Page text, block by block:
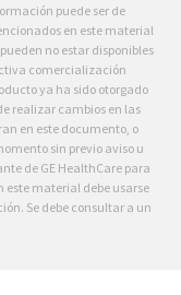
puede ser de
en este material
no estar disponibles
comercialización
ya ha sido otorgado
realizar cambios en las
en este documento, o
sin previo aviso u
de GE HealthCare para
material debe usarse
Se debe consultar a un